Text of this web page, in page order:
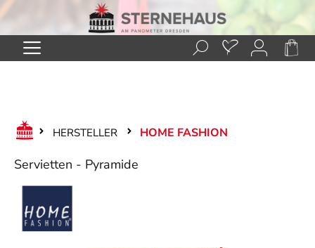
Zum Hauptinhalt springen
HERSTELLER HOME FASHION
Servietten - Pyramide